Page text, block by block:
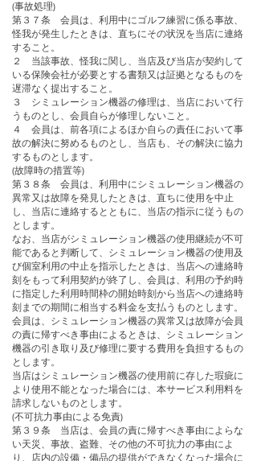
(事故処理)
第３７条 会員は、利用中にゴルフ練習に係る事故、
怪我が発生したときは、直ちにその状況を当店に連絡
すること。
２ 当該事故、怪我に関し、当店及び当店が契約して
いる保険会社が必要とする書類又は証拠となるものを
遅滞なく提出すること。
３ シミュレーション機器の修理は、当店において行
うものとし、会員自らが修理しないこと。
４ 会員は、前各項によるほか自らの責任において事
故の解決に努めるものとし、当店も、その解決に協力
するものとします。
(故障時の措置等)
第３８条 会員は、利用中にシミュレーション機器の
異常又は故障を発見したときは、直ちに使用を中止
し、当店に連絡するとともに、当店の指示に従うもの
とします。
なお、当店がシミュレーション機器の使用継続が不可
能であると判断して、シミュレーション機器の使用及
び個室利用の中止を指示したときは、当店への連絡時
刻をもって利用契約が終了し、会員は、利用の予約時
に指定した利用時間枠の開始時刻から当店への連絡時
刻までの期間に相当する料金を支払うものとします。
会員は、シミュレーション機器の異常又は故障が会員
の責に帰すべき事由によるときは、シミュレーション
機器の引き取り及び修理に要する費用を負担するもの
とします。
当店はシミュレーション機器の使用前に存した瑕疵に
より使用不能となった場合には、本サービス利用料を
請求しないものとします。
(不可抗力事由による免責)
第３９条 当店は、会員の責に帰すべき事由によらな
い天災、事故、盗難、その他の不可抗力の事由によ
り、店内の設備・備品の提供ができなくなった場合に